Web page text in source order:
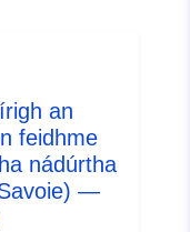
955fe4a3cf66
an
feidhme
nádúrtha
—